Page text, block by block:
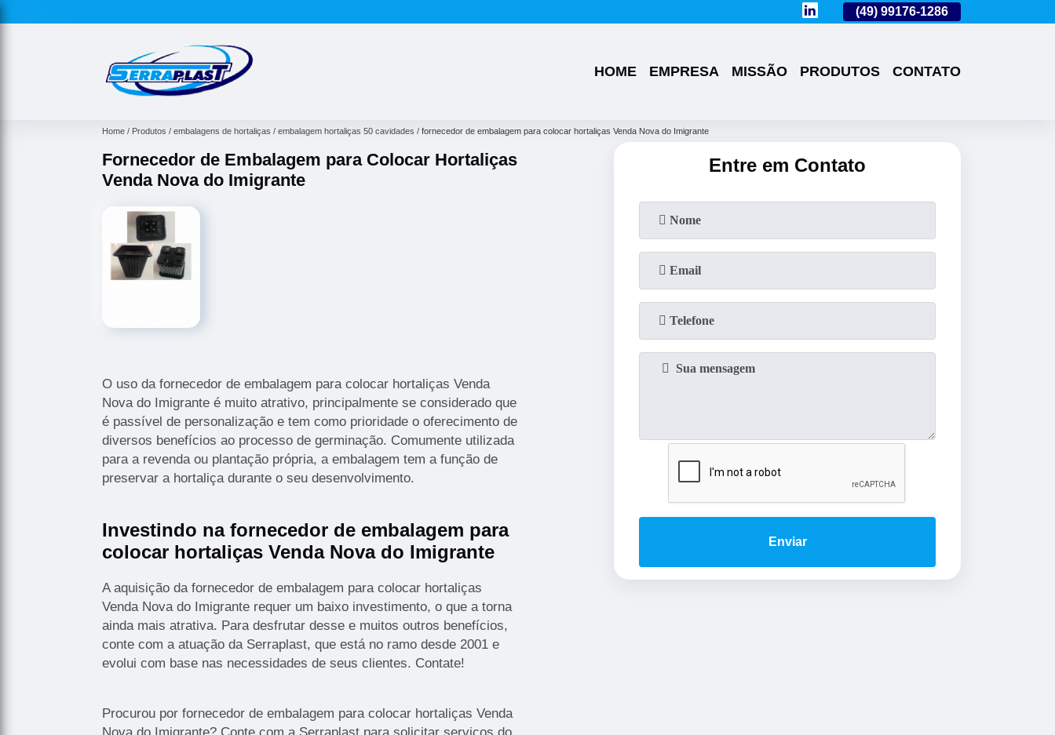
(49) 99176-1286
HOME EMPRESA MISSÃO PRODUTOS CONTATO
Home Produtos embalagens de hortaliças embalagem hortaliças 50 cavidades fornecedor de embalagem para colocar hortaliças Venda Nova do Imigrante
Fornecedor de Embalagem para Colocar Hortaliças
Venda Nova do Imigrante
O uso da fornecedor de embalagem para colocar hortaliças Venda
Nova do Imigrante é muito atrativo, principalmente se considerado que
é passível de personalização e tem como prioridade o oferecimento de
diversos benefícios ao processo de germinação. Comumente utilizada
para a revenda ou plantação própria, a embalagem tem a função de
preservar a hortaliça durante o seu desenvolvimento.
Investindo na fornecedor de embalagem para
colocar hortaliças Venda Nova do Imigrante
A aquisição da fornecedor de embalagem para colocar hortaliças
Venda Nova do Imigrante requer um baixo investimento, o que a torna
ainda mais atrativa. Para desfrutar desse e muitos outros benefícios,
conte com a atuação da Serraplast, que está no ramo desde 2001 e
evolui com base nas necessidades de seus clientes. Contate!
Procurou por fornecedor de embalagem para colocar hortaliças Venda
Entre em Contato
Enviar